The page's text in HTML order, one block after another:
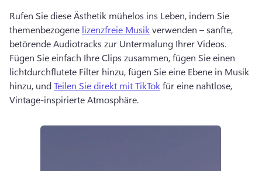
Rufen Sie diese Ästhetik mühelos ins Leben, indem Sie
themenbezogene lizenzfreie Musik verwenden – sanfte,
Fügen Sie einfach Ihre Clips zusammen, fügen Sie einen
lichtdurchflutete Filter hinzu, fügen Sie eine Ebene in Musik
hinzu, und Teilen Sie direkt mit TikTok für eine nahtlose,
Vintage-inspirierte Atmosphäre.